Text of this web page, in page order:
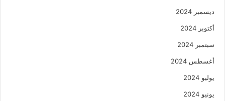
ديسمبر 2024
أكتوبر 2024
سبتمبر 2024
أغسطس 2024
يوليو 2024
يونيو 2024